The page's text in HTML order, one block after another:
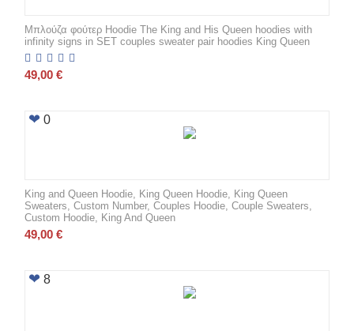
Μπλούζα φούτερ Hoodie The King and His Queen hoodies with
infinity signs in SET couples sweater pair hoodies King Queen
49,00 €
0
King and Queen Hoodie, King Queen Hoodie, King Queen
Sweaters, Custom Number, Couples Hoodie, Couple Sweaters,
Custom Hoodie, King And Queen
49,00 €
8